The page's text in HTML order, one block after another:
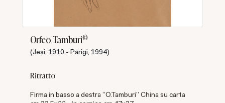
Orfeo Tamburi©
(Jesi, 1910 - Parigi, 1994)
Ritratto
Firma in basso a destra "O.Tamburi" China su carta